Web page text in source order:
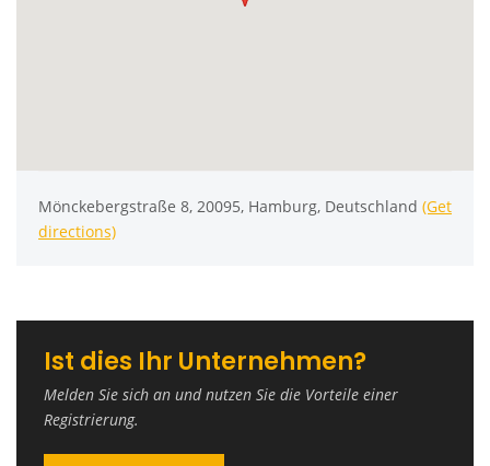
Mönckebergstraße 8, 20095, Hamburg, Deutschland (Get
directions)
Ist dies Ihr Unternehmen?
Melden Sie sich an und nutzen Sie die Vorteile einer
Registrierung.